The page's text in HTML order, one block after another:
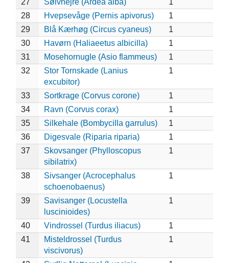
28
Hvepsevåge (Pernis apivorus)
1
29
Blå Kærhøg (Circus cyaneus)
1
30
Havørn (Haliaeetus albicilla)
1
31
Mosehornugle (Asio flammeus)
1
32
Stor Tornskade (Lanius
excubitor)
1
33 Sortkrage (Corvus corone)
1
34
Ravn (Corvus corax)
1
35
Silkehale (Bombycilla garrulus)
1
36
Digesvale (Riparia riparia)
1
37
Skovsanger (Phylloscopus
sibilatrix)
1
38
Sivsanger (Acrocephalus
schoenobaenus)
1
39
Savisanger (Locustella
luscinioides)
1
40 Vindrossel (Turdus iliacus)
1
41
Misteldrossel (Turdus
viscivorus)
1